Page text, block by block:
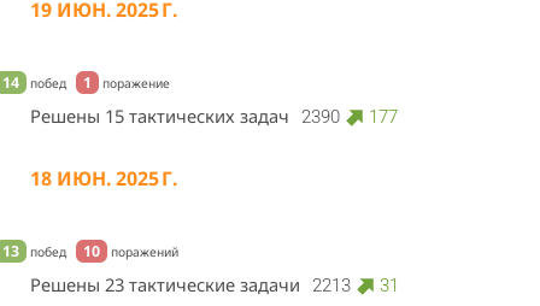
19 ИЮН. 2025 Г.
14 побед 1 поражение
Решены 15 тактических задач 2390 177
18 ИЮН. 2025 Г.
13 побед 10 поражений
Решены 23 тактические задачи 2213 31